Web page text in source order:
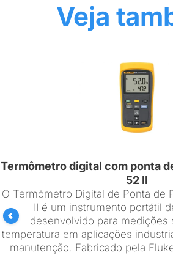
Veja
Termômetro digital com ponta
52 II
O Termômetro Digital de Ponta de
II é um instrumento portátil
desenvolvido para medições
temperatura em aplicações
manutenção. Fabricado pela